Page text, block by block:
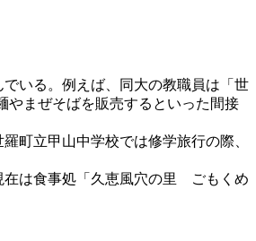
いる。例えば、同大の教職員は「世
やまぜそばを販売するといった間接
町立甲山中学校では修学旅行の際、
在は食事処「久恵風穴の里 ごもくめ